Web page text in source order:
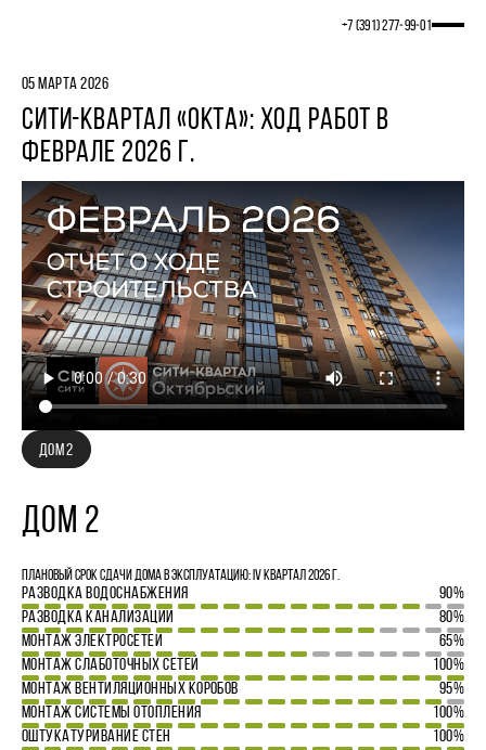
+7 (391) 277‒99‒01
05 МАРТА 2026
СИТИ-КВАРТАЛ «ОКТА»: ХОД РАБОТ В
ФЕВРАЛЕ 2026 Г.
ДОМ 2
ДОМ 2
Плановый срок сдачи дома в эксплуатацию: IV квартал 2026 г.
РАЗВОДКА ВОДОСНАБЖЕНИЯ
90%
РАЗВОДКА КАНАЛИЗАЦИИ
80%
МОНТАЖ ЭЛЕКТРОСЕТЕЙ
65%
МОНТАЖ СЛАБОТОЧНЫХ СЕТЕЙ
100%
МОНТАЖ ВЕНТИЛЯЦИОННЫХ КОРОБОВ
95%
МОНТАЖ СИСТЕМЫ ОТОПЛЕНИЯ
100%
ОШТУКАТУРИВАНИЕ СТЕН
100%